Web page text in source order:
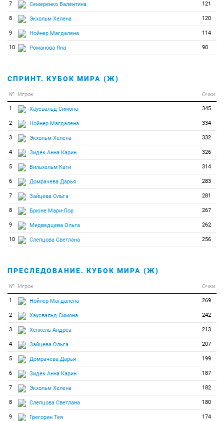
7 Семеренко Валентина 121
8 Экхольм Хелена 120
9 Нойнер Магдалена 114
10 Романова Яна 90
СПРИНТ. КУБОК МИРА (Ж)
№ Игрок Очки
1 Хаусвальд Симона 345
2 Нойнер Магдалена 334
3 Экхольм Хелена 332
4 Зидек Анна Карин 326
5 Вильхельм Кати 314
6 Домрачева Дарья 283
7 Зайцева Ольга 281
8 Брюне Мари-Лор 267
9 Медведцева Ольга 262
10 Слепцова Светлана 256
ПРЕСЛЕДОВАНИЕ. КУБОК МИРА (Ж)
№ Игрок Очки
1 Нойнер Магдалена 269
2 Хаусвальд Симона 242
3 Хенкель Андреа 213
4 Зайцева Ольга 207
5 Домрачева Дарья 199
6 Зидек Анна Карин 187
7 Экхольм Хелена 182
8 Слепцова Светлана 180
9 Грегорин Тея 174